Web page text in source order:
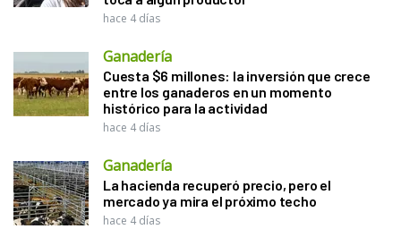
hace 4 días
Ganadería
Cuesta $6 millones: la inversión que crece
entre los ganaderos en un momento
histórico para la actividad
hace 4 días
Ganadería
La hacienda recuperó precio, pero el
mercado ya mira el próximo techo
hace 4 días